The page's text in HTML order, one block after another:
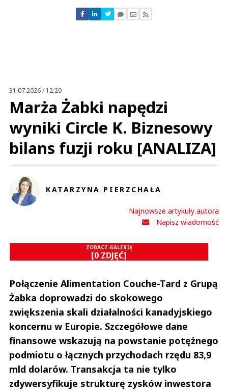
Nie znaleziono komentarzy
Zostaw swoje komentarze
31.07.2026 / 12:20
Marża Żabki napędzi
wyniki Circle K. Biznesowy
bilans fuzji roku [ANALIZA]
KATARZYNA PIERZCHAŁA
Najnowsze artykuły autora
Napisz wiadomość
ZOBACZ GALERIĘ
[0 ZDJĘĆ]
Połączenie Alimentation Couche-Tard z Grupą
Żabka doprowadzi do skokowego
zwiększenia skali działalności kanadyjskiego
koncernu w Europie. Szczegółowe dane
finansowe wskazują na powstanie potężnego
podmiotu o łącznych przychodach rzędu 83,9
mld dolarów. Transakcja ta nie tylko
zdywersyfikuje strukturę zysków inwestora